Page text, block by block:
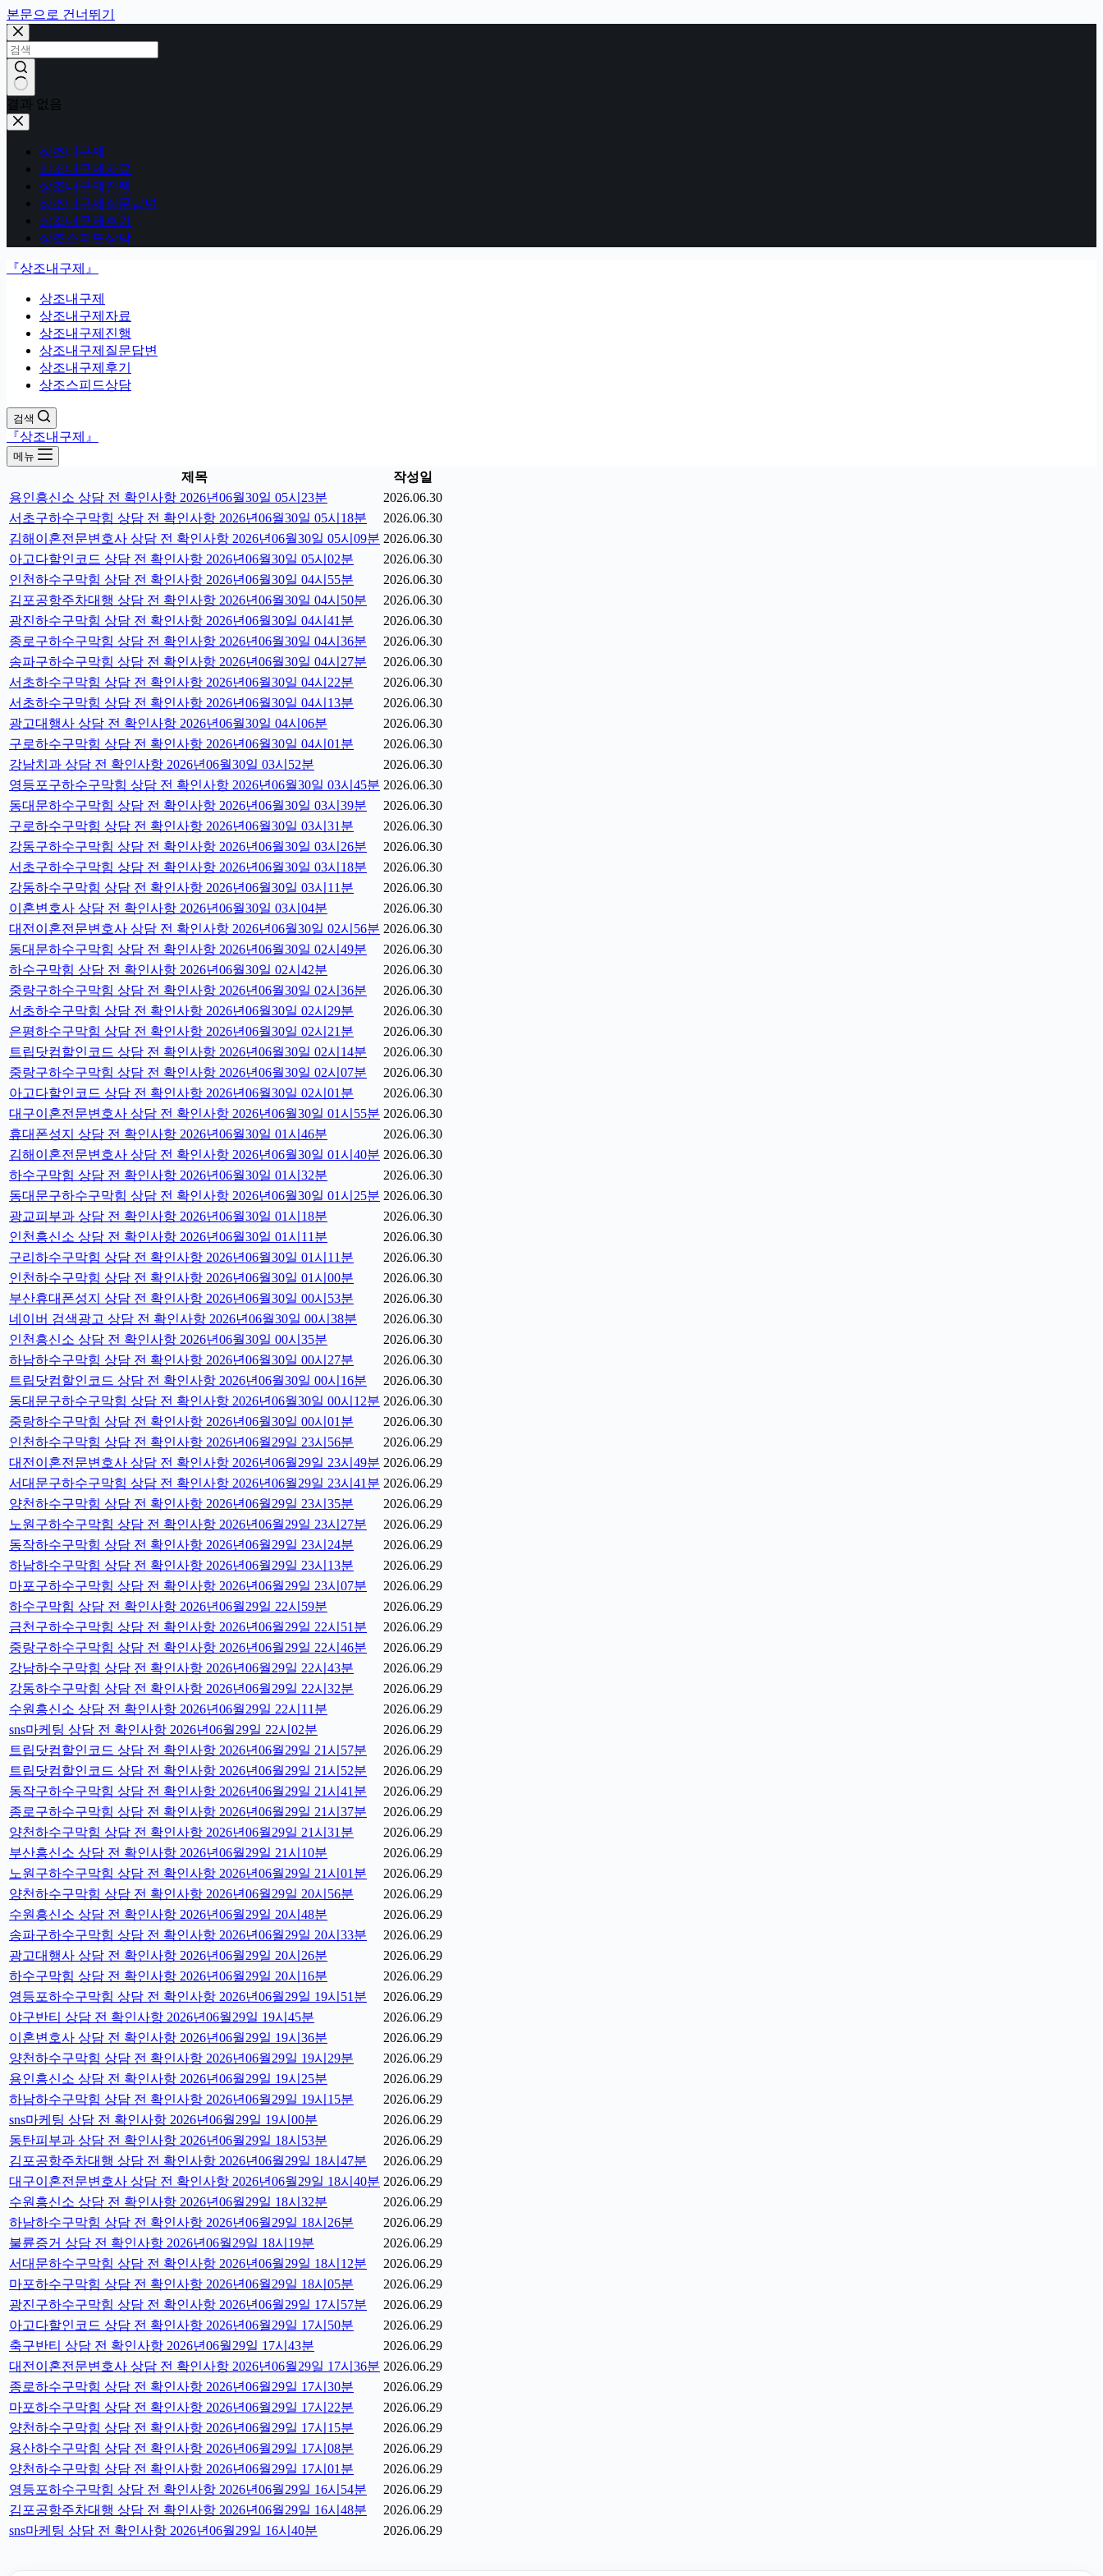
본문으로 건너뛰기
결과 없음
상조내구제
상조내구제자료
상조내구제진행
상조내구제질문답변
상조내구제후기
상조스피드상담
『상조내구제』
상조내구제
상조내구제자료
상조내구제진행
상조내구제질문답변
상조내구제후기
상조스피드상담
검색
『상조내구제』
메뉴
제목
작성일
용인흥신소 상담 전 확인사항 2026년06월30일 05시23분
2026.06.30
서초구하수구막힘 상담 전 확인사항 2026년06월30일 05시18분
2026.06.30
김해이혼전문변호사 상담 전 확인사항 2026년06월30일 05시09분 2026.06.30
아고다할인코드 상담 전 확인사항 2026년06월30일 05시02분
2026.06.30
인천하수구막힘 상담 전 확인사항 2026년06월30일 04시55분
2026.06.30
김포공항주차대행 상담 전 확인사항 2026년06월30일 04시50분
2026.06.30
광진하수구막힘 상담 전 확인사항 2026년06월30일 04시41분
2026.06.30
종로구하수구막힘 상담 전 확인사항 2026년06월30일 04시36분
2026.06.30
송파구하수구막힘 상담 전 확인사항 2026년06월30일 04시27분
2026.06.30
서초하수구막힘 상담 전 확인사항 2026년06월30일 04시22분
2026.06.30
서초하수구막힘 상담 전 확인사항 2026년06월30일 04시13분
2026.06.30
광고대행사 상담 전 확인사항 2026년06월30일 04시06분
2026.06.30
구로하수구막힘 상담 전 확인사항 2026년06월30일 04시01분
2026.06.30
강남치과 상담 전 확인사항 2026년06월30일 03시52분
2026.06.30
영등포구하수구막힘 상담 전 확인사항 2026년06월30일 03시45분 2026.06.30
동대문하수구막힘 상담 전 확인사항 2026년06월30일 03시39분
2026.06.30
구로하수구막힘 상담 전 확인사항 2026년06월30일 03시31분
2026.06.30
강동구하수구막힘 상담 전 확인사항 2026년06월30일 03시26분
2026.06.30
서초구하수구막힘 상담 전 확인사항 2026년06월30일 03시18분
2026.06.30
강동하수구막힘 상담 전 확인사항 2026년06월30일 03시11분
2026.06.30
이혼변호사 상담 전 확인사항 2026년06월30일 03시04분
2026.06.30
대전이혼전문변호사 상담 전 확인사항 2026년06월30일 02시56분 2026.06.30
동대문하수구막힘 상담 전 확인사항 2026년06월30일 02시49분
2026.06.30
하수구막힘 상담 전 확인사항 2026년06월30일 02시42분
2026.06.30
중랑구하수구막힘 상담 전 확인사항 2026년06월30일 02시36분
2026.06.30
서초하수구막힘 상담 전 확인사항 2026년06월30일 02시29분
2026.06.30
은평하수구막힘 상담 전 확인사항 2026년06월30일 02시21분
2026.06.30
트립닷컴할인코드 상담 전 확인사항 2026년06월30일 02시14분
2026.06.30
중랑구하수구막힘 상담 전 확인사항 2026년06월30일 02시07분
2026.06.30
아고다할인코드 상담 전 확인사항 2026년06월30일 02시01분
2026.06.30
대구이혼전문변호사 상담 전 확인사항 2026년06월30일 01시55분 2026.06.30
휴대폰성지 상담 전 확인사항 2026년06월30일 01시46분
2026.06.30
김해이혼전문변호사 상담 전 확인사항 2026년06월30일 01시40분 2026.06.30
하수구막힘 상담 전 확인사항 2026년06월30일 01시32분
2026.06.30
동대문구하수구막힘 상담 전 확인사항 2026년06월30일 01시25분 2026.06.30
광교피부과 상담 전 확인사항 2026년06월30일 01시18분
2026.06.30
인천흥신소 상담 전 확인사항 2026년06월30일 01시11분
2026.06.30
구리하수구막힘 상담 전 확인사항 2026년06월30일 01시11분
2026.06.30
인천하수구막힘 상담 전 확인사항 2026년06월30일 01시00분
2026.06.30
부산휴대폰성지 상담 전 확인사항 2026년06월30일 00시53분
2026.06.30
네이버 검색광고 상담 전 확인사항 2026년06월30일 00시38분
2026.06.30
인천흥신소 상담 전 확인사항 2026년06월30일 00시35분
2026.06.30
하남하수구막힘 상담 전 확인사항 2026년06월30일 00시27분
2026.06.30
트립닷컴할인코드 상담 전 확인사항 2026년06월30일 00시16분
2026.06.30
동대문구하수구막힘 상담 전 확인사항 2026년06월30일 00시12분 2026.06.30
중랑하수구막힘 상담 전 확인사항 2026년06월30일 00시01분
2026.06.30
인천하수구막힘 상담 전 확인사항 2026년06월29일 23시56분
2026.06.29
대전이혼전문변호사 상담 전 확인사항 2026년06월29일 23시49분 2026.06.29
서대문구하수구막힘 상담 전 확인사항 2026년06월29일 23시41분 2026.06.29
양천하수구막힘 상담 전 확인사항 2026년06월29일 23시35분
2026.06.29
노원구하수구막힘 상담 전 확인사항 2026년06월29일 23시27분
2026.06.29
동작하수구막힘 상담 전 확인사항 2026년06월29일 23시24분
2026.06.29
하남하수구막힘 상담 전 확인사항 2026년06월29일 23시13분
2026.06.29
마포구하수구막힘 상담 전 확인사항 2026년06월29일 23시07분
2026.06.29
하수구막힘 상담 전 확인사항 2026년06월29일 22시59분
2026.06.29
금천구하수구막힘 상담 전 확인사항 2026년06월29일 22시51분
2026.06.29
중랑구하수구막힘 상담 전 확인사항 2026년06월29일 22시46분
2026.06.29
강남하수구막힘 상담 전 확인사항 2026년06월29일 22시43분
2026.06.29
강동하수구막힘 상담 전 확인사항 2026년06월29일 22시32분
2026.06.29
수원흥신소 상담 전 확인사항 2026년06월29일 22시11분
2026.06.29
sns마케팅 상담 전 확인사항 2026년06월29일 22시02분
2026.06.29
트립닷컴할인코드 상담 전 확인사항 2026년06월29일 21시57분
2026.06.29
트립닷컴할인코드 상담 전 확인사항 2026년06월29일 21시52분
2026.06.29
동작구하수구막힘 상담 전 확인사항 2026년06월29일 21시41분
2026.06.29
종로구하수구막힘 상담 전 확인사항 2026년06월29일 21시37분
2026.06.29
양천하수구막힘 상담 전 확인사항 2026년06월29일 21시31분
2026.06.29
부산흥신소 상담 전 확인사항 2026년06월29일 21시10분
2026.06.29
노원구하수구막힘 상담 전 확인사항 2026년06월29일 21시01분
2026.06.29
양천하수구막힘 상담 전 확인사항 2026년06월29일 20시56분
2026.06.29
수원흥신소 상담 전 확인사항 2026년06월29일 20시48분
2026.06.29
송파구하수구막힘 상담 전 확인사항 2026년06월29일 20시33분
2026.06.29
광고대행사 상담 전 확인사항 2026년06월29일 20시26분
2026.06.29
하수구막힘 상담 전 확인사항 2026년06월29일 20시16분
2026.06.29
영등포하수구막힘 상담 전 확인사항 2026년06월29일 19시51분
2026.06.29
야구반티 상담 전 확인사항 2026년06월29일 19시45분
2026.06.29
이혼변호사 상담 전 확인사항 2026년06월29일 19시36분
2026.06.29
양천하수구막힘 상담 전 확인사항 2026년06월29일 19시29분
2026.06.29
용인흥신소 상담 전 확인사항 2026년06월29일 19시25분
2026.06.29
하남하수구막힘 상담 전 확인사항 2026년06월29일 19시15분
2026.06.29
sns마케팅 상담 전 확인사항 2026년06월29일 19시00분
2026.06.29
동탄피부과 상담 전 확인사항 2026년06월29일 18시53분
2026.06.29
김포공항주차대행 상담 전 확인사항 2026년06월29일 18시47분
2026.06.29
대구이혼전문변호사 상담 전 확인사항 2026년06월29일 18시40분 2026.06.29
수원흥신소 상담 전 확인사항 2026년06월29일 18시32분
2026.06.29
하남하수구막힘 상담 전 확인사항 2026년06월29일 18시26분
2026.06.29
불륜증거 상담 전 확인사항 2026년06월29일 18시19분
2026.06.29
서대문하수구막힘 상담 전 확인사항 2026년06월29일 18시12분
2026.06.29
마포하수구막힘 상담 전 확인사항 2026년06월29일 18시05분
2026.06.29
광진구하수구막힘 상담 전 확인사항 2026년06월29일 17시57분
2026.06.29
아고다할인코드 상담 전 확인사항 2026년06월29일 17시50분
2026.06.29
축구반티 상담 전 확인사항 2026년06월29일 17시43분
2026.06.29
대전이혼전문변호사 상담 전 확인사항 2026년06월29일 17시36분 2026.06.29
종로하수구막힘 상담 전 확인사항 2026년06월29일 17시30분
2026.06.29
마포하수구막힘 상담 전 확인사항 2026년06월29일 17시22분
2026.06.29
양천하수구막힘 상담 전 확인사항 2026년06월29일 17시15분
2026.06.29
용산하수구막힘 상담 전 확인사항 2026년06월29일 17시08분
2026.06.29
양천하수구막힘 상담 전 확인사항 2026년06월29일 17시01분
2026.06.29
영등포하수구막힘 상담 전 확인사항 2026년06월29일 16시54분
2026.06.29
김포공항주차대행 상담 전 확인사항 2026년06월29일 16시48분
2026.06.29
sns마케팅 상담 전 확인사항 2026년06월29일 16시40분
2026.06.29